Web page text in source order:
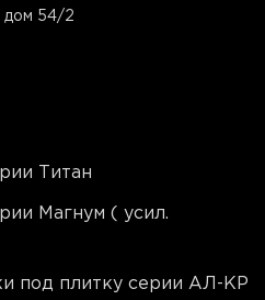
дом 54/2
Титан
Магнум ( усил.
под плитку серии АЛ-КР